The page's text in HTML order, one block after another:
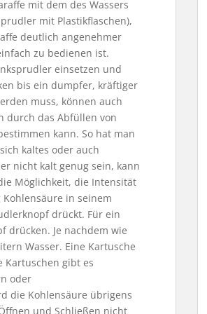
mit dem des Wassers
mit Plastikflaschen),
deutlich angenehmer
zu bedienen ist.
einsetzen und
bis ein dumpfer, kräftiger
muss, können auch
durch das Abfüllen von
kann. So hat man
kaltes oder auch
nicht kalt genug sein, kann
Möglichkeit, die Intensität
in seinem
drückt. Für ein
drücken. Je nachdem wie
Wasser. Eine Kartusche
Kartuschen gibt es
oder
die Kohlensäure übrigens
und Schließen nicht